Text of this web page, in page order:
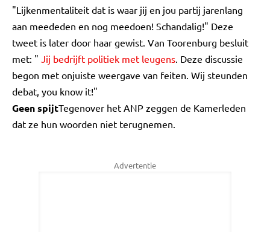
"Lijkenmentaliteit dat is waar jij en jou partij jarenlang
aan meededen en nog meedoen! Schandalig!" Deze
tweet is later door haar gewist. Van Toorenburg besluit
met: " Jij bedrijft politiek met leugens. Deze discussie
begon met onjuiste weergave van feiten. Wij steunden
debat, you know it!"
Geen spijtTegenover het ANP zeggen de Kamerleden
dat ze hun woorden niet terugnemen.
Advertentie